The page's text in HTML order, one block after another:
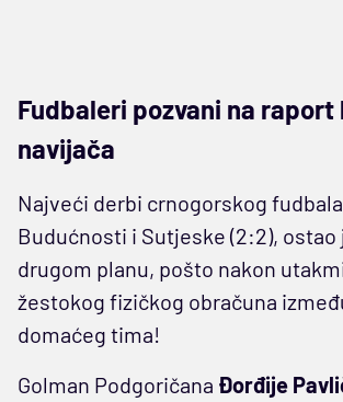
Fudbaleri pozvani na raport
navijača
Najveći derbi crnogorskog
Budućnosti i Sutjeske (2:2), ostao
drugom planu, pošto nakon
žestokog fizičkog obračuna
domaćeg tima!
Golman Podgoričana Đorđije